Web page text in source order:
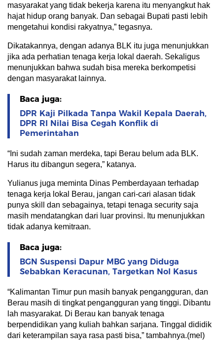
masyarakat yang tidak bekerja karena itu menyangkut hak
hajat hidup orang banyak. Dan sebagai Bupati pasti lebih
mengetahui kondisi rakyatnya,” tegasnya.
Dikatakannya, dengan adanya BLK itu juga menunjukkan
jika ada perhatian tenaga kerja lokal daerah. Sekaligus
menunjukkan bahwa sudah bisa mereka berkompetisi
dengan masyarakat lainnya.
Baca juga:
DPR Kaji Pilkada Tanpa Wakil Kepala Daerah,
DPR RI Nilai Bisa Cegah Konflik di
Pemerintahan
“Ini sudah zaman merdeka, tapi Berau belum ada BLK.
Harus itu dibangun segera,” katanya.
Yulianus juga meminta Dinas Pemberdayaan terhadap
tenaga kerja lokal Berau, jangan cari-cari alasan tidak
punya skill dan sebagainya, tetapi tenaga security saja
masih mendatangkan dari luar provinsi. Itu menunjukkan
tidak adanya kemitraan.
Baca juga:
BGN Suspensi Dapur MBG yang Diduga
Sebabkan Keracunan, Targetkan Nol Kasus
“Kalimantan Timur pun masih banyak pengangguran, dan
Berau masih di tingkat pengangguran yang tinggi. Dibantu
lah masyarakat. Di Berau kan banyak tenaga
berpendidikan yang kuliah bahkan sarjana. Tinggal dididik
dari keterampilan saya rasa pasti bisa,” tambahnya.(mel)